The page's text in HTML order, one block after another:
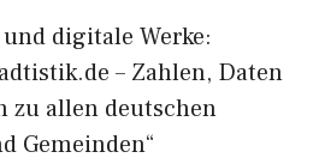
digitale Werke:
– Zahlen, Daten
zu allen deutschen
Gemeinden“